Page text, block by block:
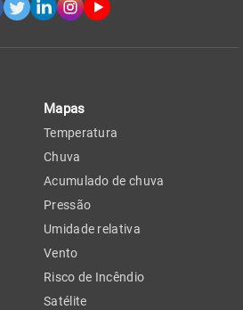
Mapas
Temperatura
Chuva
Acumulado de chuva
Pressão
Umidade relativa
Vento
Risco de Incêndio
Satélite